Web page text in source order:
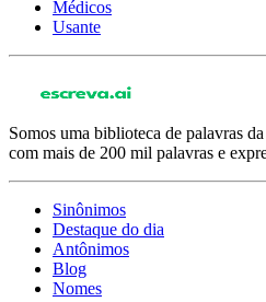
Médicos
Usante
Somos uma biblioteca de palavras
com mais de 200 mil palavras e
Sinônimos
Destaque do dia
Antônimos
Blog
Nomes